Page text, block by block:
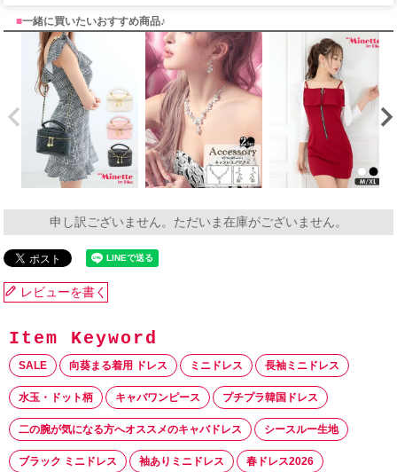
■一緒に買いたいおすすめ商品♪
申し訳ございません。ただいま在庫がございません。
レビューを書く
SALE 向葵まる着用 ドレス ミニドレス 長袖ミニドレス
水玉・ドット柄 キャバワンピース プチプラ韓国ドレス
二の腕が気になる方へオススメのキャバドレス シースルー生地
ブラック ミニドレス 袖ありミニドレス 春ドレス2026